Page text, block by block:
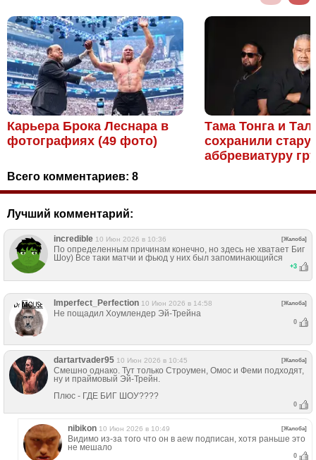
Карьера Брока Леснара в
фотографиях (49 фото)
Тама Тонга и
сохранили
аббревиатуру
Всего комментариев: 8
Лучший комментарий:
incredible 10 Июн 2026 в 10:36 [Жалоба]
По определенным причинам конечно, но здесь не хватает Биг
Шоу) Все таки матчи и фьюд у них был запоминающийся
+3
Imperfect_Perfection 10 Июн 2026 в 14:58 [Жалоба]
Не пощадил Хоумлендер Эй-Трейна
0
dartartvader95 10 Июн 2026 в 10:45 [Жалоба]
Смешно однако. Тут только Строумен, Омос и Феми подходят,
ну и праймовый Эй-Трейн.
Плюс - ГДЕ БИГ ШОУ????
0
nibikon 10 Июн 2026 в 10:49 [Жалоба]
Видимо из-за того что он в aew подписан, хотя раньше это
не мешало
0